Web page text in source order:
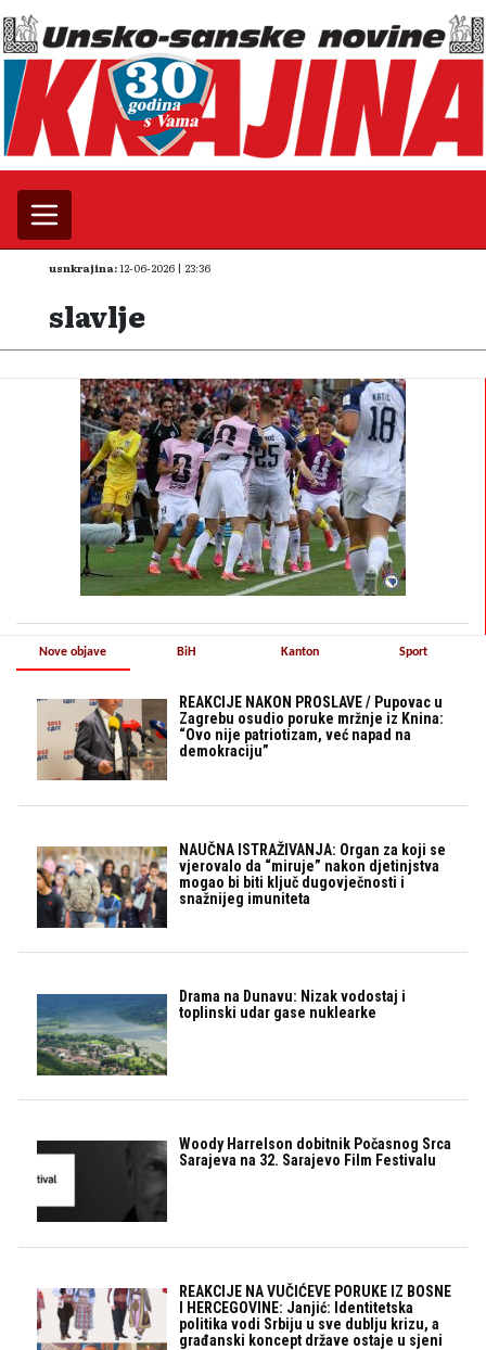
usnkrajina:12-06-2026 | 23:36
slavlje
Nove objave
REAKCIJE NAKON PROSLAVE / Pupovac u
Zagrebu osudio poruke mržnje iz Knina:
“Ovo nije patriotizam, već napad na
demokraciju”
NAUČNA ISTRAŽIVANJA: Organ za koji se
vjerovalo da “miruje” nakon djetinjstva
mogao bi biti ključ dugovječnosti i
snažnijeg imuniteta
Drama na Dunavu: Nizak vodostaj i
toplinski udar gase nuklearke
Woody Harrelson dobitnik Počasnog Srca
Sarajeva na 32. Sarajevo Film Festivalu
REAKCIJE NA VUČIĆEVE PORUKE IZ BOSNE
I HERCEGOVINE: Janjić: Identitetska
politika vodi Srbiju u sve dublju krizu, a
građanski koncept države ostaje u sjeni
BiH Kanton Sport